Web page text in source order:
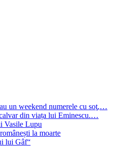
un weekend numerele cu soţ,…
din viața lui Eminescu.…
Vasile Lupu
la moarte
lui Gâf“